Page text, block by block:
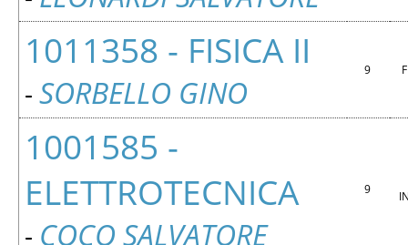
1011358 - FISICA II
- SORBELLO GINO
9
1001585 -
ELETTROTECNICA
- COCO SALVATORE
9